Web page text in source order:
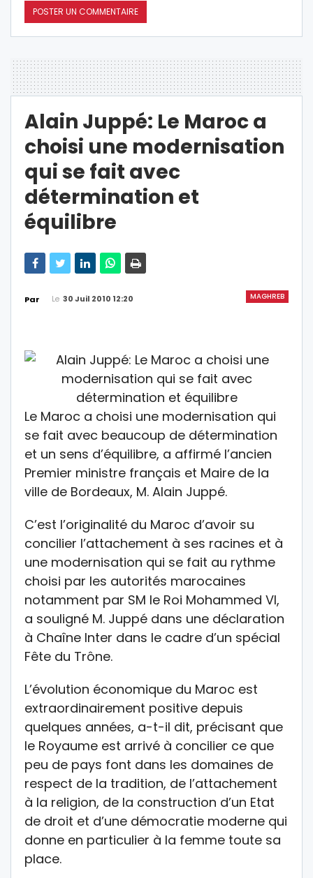
Alain Juppé: Le Maroc a
choisi une modernisation
qui se fait avec
détermination et
équilibre
MAGHREB
Par Le 30 Juil 2010 12:20
Le Maroc a choisi une modernisation qui
se fait avec beaucoup de détermination
et un sens d’équilibre, a affirmé l’ancien
Premier ministre français et Maire de la
ville de Bordeaux, M. Alain Juppé.
C’est l’originalité du Maroc d’avoir su
concilier l’attachement à ses racines et à
une modernisation qui se fait au rythme
choisi par les autorités marocaines
notamment par SM le Roi Mohammed VI,
a souligné M. Juppé dans une déclaration
à Chaîne Inter dans le cadre d’un spécial
Fête du Trône.
L’évolution économique du Maroc est
extraordinairement positive depuis
quelques années, a-t-il dit, précisant que
le Royaume est arrivé à concilier ce que
peu de pays font dans les domaines de
respect de la tradition, de l’attachement
à la religion, de la construction d’un Etat
de droit et d’une démocratie moderne qui
donne en particulier à la femme toute sa
place.